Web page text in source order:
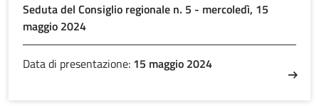
Seduta del Consiglio regionale n. 5 - mercoledì, 15
maggio 2024
Data di presentazione: 15 maggio 2024